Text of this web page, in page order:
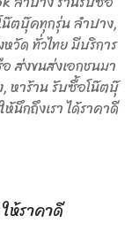
ตบุ๊คทุกรุ่น ลำปาง,
ด ทั่วไทย มีบริการ
ส่งขนส่งเอกชนมา
หาร้าน รับซื้อโน๊ตบุ๊
นึกถึงเรา ได้ราคาดี
ห้ราคาดี